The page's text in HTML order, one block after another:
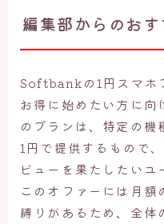
編集部からのおす
Softbankの1円スマホ
お得に始めたい方に向
のプランは、特定の機
1円で提供するもので
ビューを果たしたいユ
このオファーには月額
縛りがあるため、全体